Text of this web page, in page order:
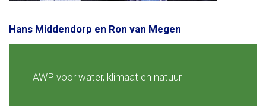
Hans Middendorp en Ron van Megen
AWP voor water, klimaat en natuur